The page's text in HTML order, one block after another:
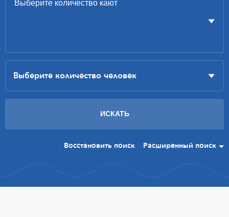
Восстановить поиск Расширенный поиск